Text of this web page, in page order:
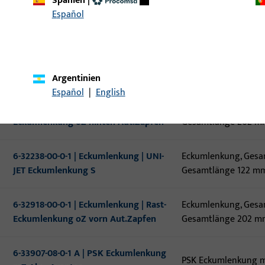
EURO-JET Eckumlenkung
Gesamtlänge 203
Schließzapfen
Eckumlenkung oZ hinten Aut.Zapfen
Gesamtlänge 202
6-32238-00-0-1 | Eckumlenkung | UNI-
JET Eckumlenkung S
Eckumlenkung,
Gesamtlänge 122
6-32918-00-0-1 | Eckumlenkung | Rast-
Eckumlenkung oZ vorn Aut.Zapfen
Eckumlenkung,
Gesamtlänge 202
6-33907-08-0-1 A | PSK Eckumlenkung
PSK Eckumlenkung
Español
Argentinien
Español | English